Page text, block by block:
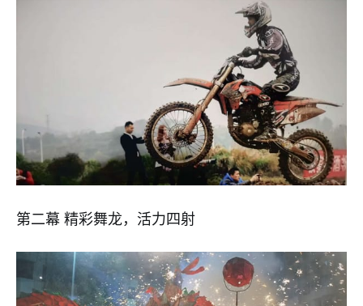
第二幕 精彩舞龙，活力四射